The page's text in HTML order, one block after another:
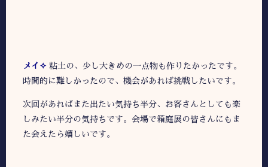
メイ✧ 粘土の、少し大きめの一点物も作りたかったです。
時間的に難しかったので、機会があれば挑戦したいです。
次回があればまた出たい気持ち半分、お客さんとしても楽
しみたい半分の気持ちです。会場で箱庭展の皆さんにもま
た会えたら嬉しいです。